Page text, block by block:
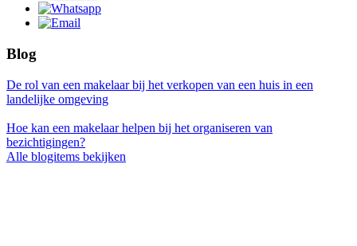
Blog
De rol van een makelaar bij het verkopen van een huis in een
landelijke omgeving
Hoe kan een makelaar helpen bij het organiseren van
bezichtigingen?
Alle blogitems bekijken